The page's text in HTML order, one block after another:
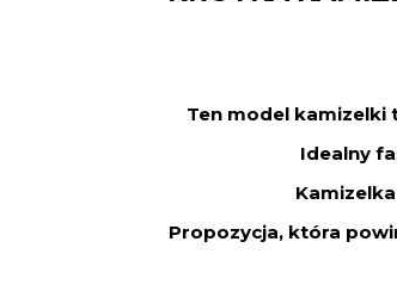
Ten model kamizelki
Idealny
Propozycja, która